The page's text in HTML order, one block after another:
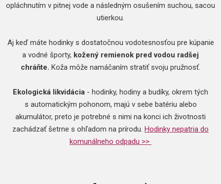
opláchnutím v pitnej vode a následným osušením suchou, sacou
utierkou.
Aj keď máte hodinky s dostatočnou vodotesnosťou pre kúpanie
a vodné športy, kožený remienok pred vodou radšej
chráňte. Koža môže namáčaním stratiť svoju pružnosť.
Ekologická likvidácia - hodinky, hodiny a budíky, okrem tých
s automatickým pohonom, majú v sebe batériu alebo
akumulátor, preto je potrebné s nimi na konci ich životnosti
zachádzať šetrne s ohľadom na prírodu. Hodinky nepatria do
komunálneho odpadu >>